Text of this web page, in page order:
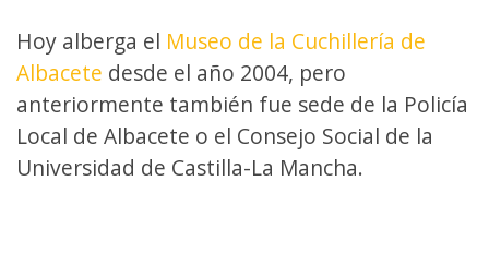
Hoy alberga el Museo de la Cuchillería de
Albacete desde el año 2004, pero
anteriormente también fue sede de la Policía
Local de Albacete o el Consejo Social de la
Universidad de Castilla-La Mancha.